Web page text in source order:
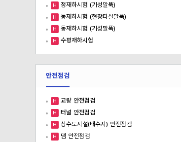
H 정재하시험 (기성말뚝)
H 동재하시험 (현장타설말뚝)
H 동재하시험 (기성말뚝)
H 수평재하시험
안전점검
H 교량 안전점검
H 터널 안전점검
H 상수도시설(배수지) 안전점검
H 댐 안전점검